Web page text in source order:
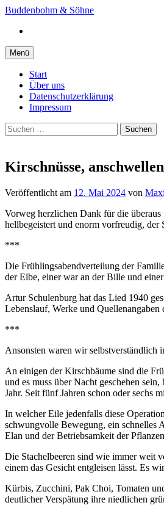
Springe
Inhalt
Buddenbohm & Söhne
Menü
Start
Über uns
Datenschutzerklärung
Impressum
Suchen
nach:
Kirschnüsse,
Veröffentlicht am 12. Mai 2024 von
Vorweg herzlichen Dank für die
hellbegeistert und enorm vorfreudig,
***
Die Frühlingsabendverteilung der
der Elbe, einer war an der Bille und
Artur Schulenburg hat das Lied 1940
Lebenslauf, Werke und
***
Ansonsten waren wir selbstverständlich
An einigen der Kirschbäume sind die
und es muss über Nacht geschehen
Jahr. Seit fünf Jahren schon oder sechs
In welcher Eile jedenfalls diese
schwungvolle Bewegung, ein schnelles
Elan und der Betriebsamkeit der
Die Stachelbeeren sind wie immer weit
einem das Gesicht entgleisen lässt. Es
Kürbis, Zucchini, Pak Choi, Tomaten
deutlicher Verspätung ihre niedlichen